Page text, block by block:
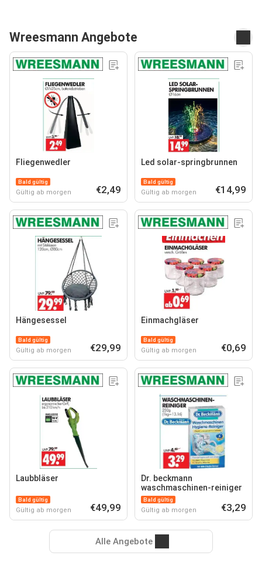
Wreesmann Angebote
Fliegenwedler
Bald gültig
Gültig ab morgen €2,49
Led solar-springbrunnen
Bald gültig
Gültig ab morgen €14,99
Hängesessel
Bald gültig
Gültig ab morgen €29,99
Einmachgläser
Bald gültig
Gültig ab morgen €0,69
Laubbläser
Bald gültig
Gültig ab morgen €49,99
Dr. beckmann
waschmaschinen-reiniger
Bald gültig
Gültig ab morgen €3,29
Alle Angebote